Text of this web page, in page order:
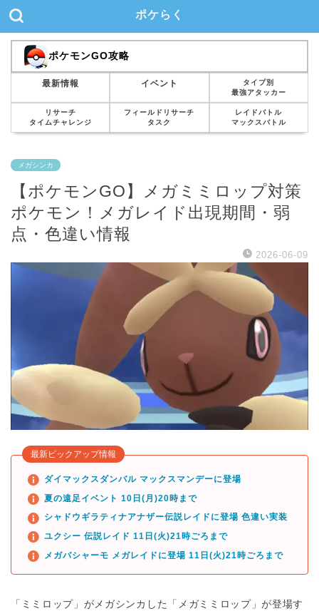
ポケらく
ポケモンGO攻略
最新情報 イベント
タイプ別
最強アタッカー
リサーチ
タイムチャレンジ
フィールドリサーチ
タスク
レイドバトル
マックスバトル
メガシンカ
【ポケモンGO】メガミミロップ対策
ポケモン！メガレイド出現期間・弱
点・色違い情報
2026-06-09
最新ピックアップ情報
ダイマックスダンバル マックスマンデーに登場
夏の遠足イベント 10日(月)20時まで
シャドウギラティナアナザー伝説レイドに登場 色違い実装
ユクシー 伝説レイド 11日(火)21時ごろまで
メガバシャーモ メガレイドに登場 11日(火)21時ごろまで
「ミミロップ」がメガシンカした「メガミミロップ」が登場す